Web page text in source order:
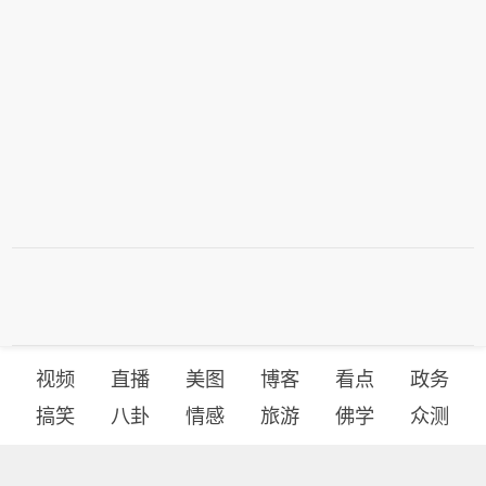
视频 直播 美图 博客 看点
政务
搞笑
八卦 情感 旅游 佛学 众测